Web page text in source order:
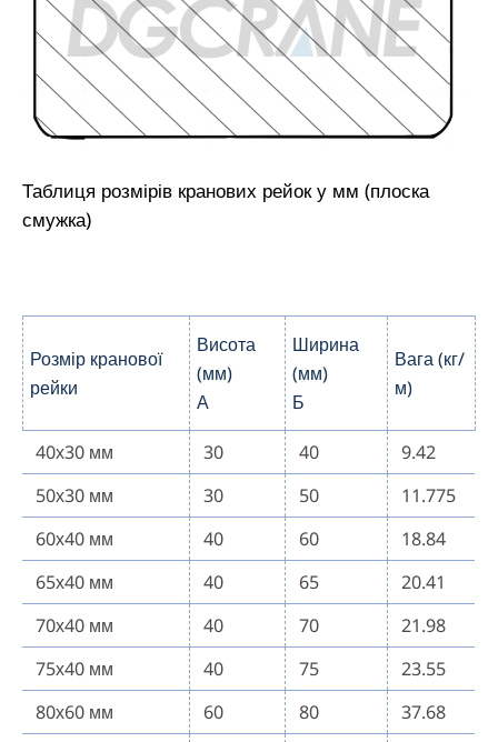
Таблиця розмірів кранових рейок у мм (плоска
смужка)
Розмір кранової
рейки
Висота
(мм)
А
Ширина
(мм)
Б
Вага (кг/
м)
40х30 мм 30 40
9.42
50х30 мм
30 50
11.775
60х40 мм
40 60
18.84
65х40 мм
40 65
20.41
70х40 мм
40 70
21.98
75х40 мм
40 75
23.55
80х60 мм
60 80
37.68